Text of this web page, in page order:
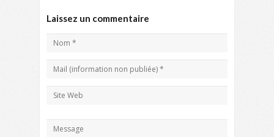
Laissez un commentaire